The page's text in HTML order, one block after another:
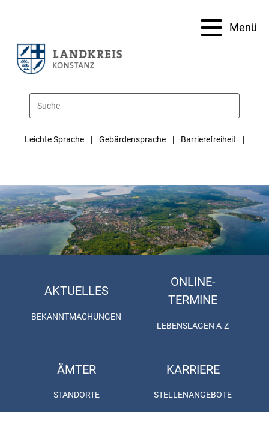
Menü
Leichte Sprache Gebärdensprache Barrierefreiheit
AKTUELLES
BEKANNTMACHUNGEN
ONLINE-
TERMINE
LEBENSLAGEN A-Z
ÄMTER
STANDORTE
KARRIERE
STELLENANGEBOTE